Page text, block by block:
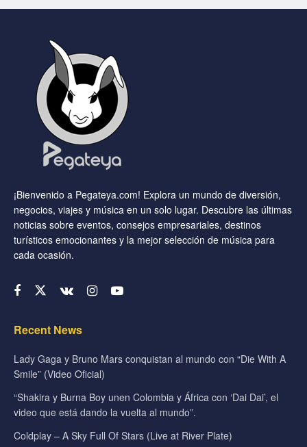
¡Bienvenido a Pegateya.com! Explora un mundo de diversión,
negocios, viajes y música en un solo lugar. Descubre las últimas
noticias sobre eventos, consejos empresariales, destinos
turísticos emocionantes y la mejor selección de música para
cada ocasión.
Recent News
Lady Gaga y Bruno Mars conquistan al mundo con “Die With A
Smile” (Video Oficial)
“Shakira y Burna Boy unen Colombia y África con ‘Dai Dai’, el
video que está dando la vuelta al mundo”.
Coldplay – A Sky Full Of Stars (Live at River Plate)